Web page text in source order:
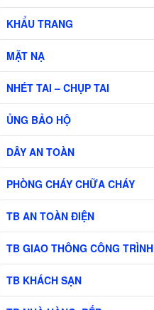
KHẨU TRANG
MẶT NẠ
NHÉT TAI – CHỤP TAI
ỦNG BẢO HỘ
DÂY AN TOÀN
PHÒNG CHÁY CHỮA CHÁY
TB AN TOÀN ĐIỆN
TB GIAO THÔNG CÔNG TRÌNH
TB KHÁCH SẠN